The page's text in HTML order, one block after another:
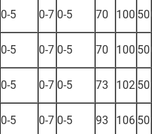
0-5 0-7 0-5 70 100 50
0-5 0-7 0-5 70 100 50
0-5 0-7 0-5 73 102 50
0-5 0-7 0-5 93 106 50